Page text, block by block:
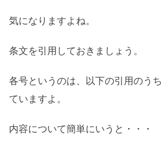
気になりますよね。
条文を引用しておきましょう。
各号というのは、以下の引用のう
ていますよ。
内容について簡単にいうと・・・